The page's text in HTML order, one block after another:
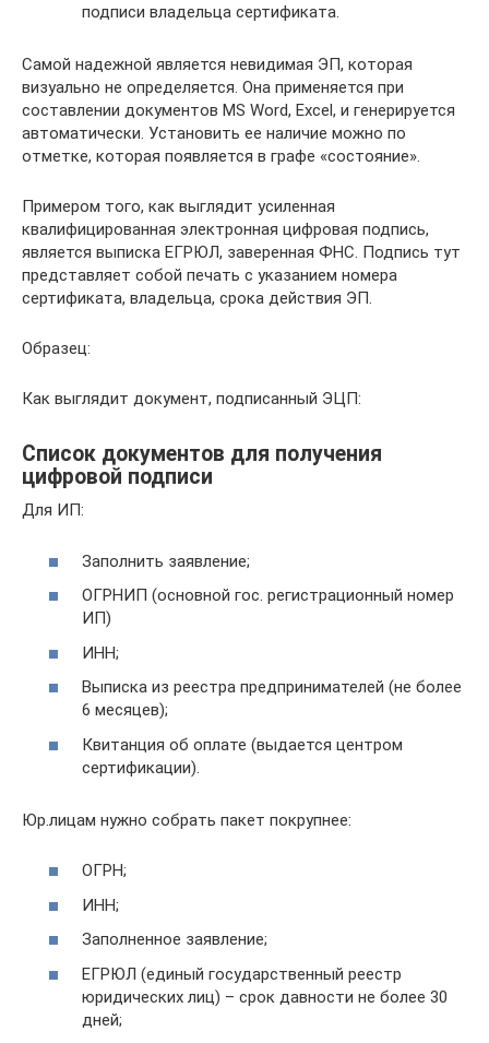
подписи владельца сертификата.
Самой надежной является невидимая ЭП, которая
визуально не определяется. Она применяется при
составлении документов MS Word, Excel, и генерируется
автоматически. Установить ее наличие можно по
отметке, которая появляется в графе «состояние».
Примером того, как выглядит усиленная
квалифицированная электронная цифровая подпись,
является выписка ЕГРЮЛ, заверенная ФНС. Подпись тут
представляет собой печать с указанием номера
сертификата, владельца, срока действия ЭП.
Образец:
Как выглядит документ, подписанный ЭЦП:
Список документов для получения
цифровой подписи
Для ИП:
Заполнить заявление;
ОГРНИП (основной гос. регистрационный номер
ИП)
ИНН;
Выписка из реестра предпринимателей (не более
6 месяцев);
Квитанция об оплате (выдается центром
сертификации).
Юр.лицам нужно собрать пакет покрупнее:
ОГРН;
ИНН;
Заполненное заявление;
ЕГРЮЛ (единый государственный реестр
юридических лиц) – срок давности не более 30
дней;